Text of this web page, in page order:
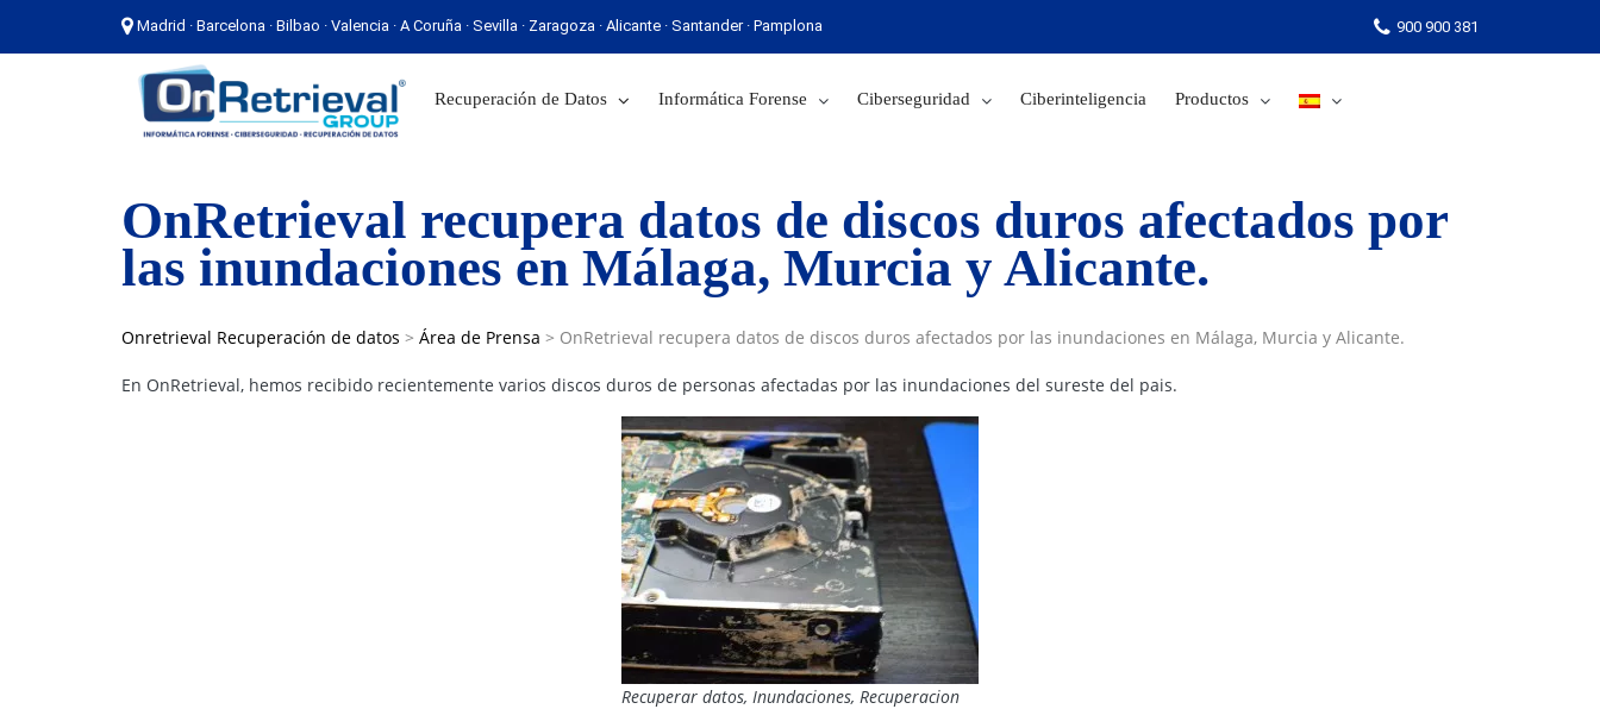
Madrid · Barcelona · Bilbao · Valencia · A Coruña · Sevilla · Zaragoza · Alicante · Santander · Pamplona 900 900 381
Recuperación de Datos Informática Forense Ciberseguridad Ciberinteligencia Productos
Madrid · Barcelona · Bilbao · Valencia · A Coruña · Sevilla · Zaragoza · Alicante · Santander · Pamplona
OnRetrieval recupera datos de discos duros afectados por
las inundaciones en Málaga, Murcia y Alicante.
Onretrieval Recuperación de datos > Área de Prensa > OnRetrieval recupera datos de discos duros afectados por las inundaciones en Málaga, Murcia y Alicante.
En OnRetrieval, hemos recibido recientemente varios discos duros de personas afectadas por las inundaciones del sureste del pais.
Recuperar datos, Inundaciones, Recuperacion